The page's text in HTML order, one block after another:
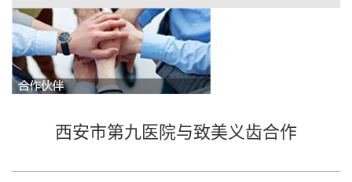
西安市第九医院与致美义齿合作